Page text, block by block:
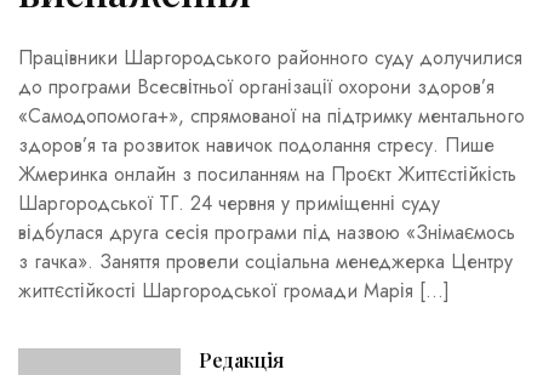
Працівники Шаргородського районного суду долучилися
до програми Всесвітньої організації охорони здоров’я
«Самодопомога+», спрямованої на підтримку ментального
здоров’я та розвиток навичок подолання стресу. Пише
Жмеринка онлайн з посиланням на Проєкт Життєстійкість
Шаргородської ТГ. 24 червня у приміщенні суду
відбулася друга сесія програми під назвою «Знімаємось
з гачка». Заняття провели соціальна менеджерка Центру
життєстійкості Шаргородської громади Марія […]
Редакція